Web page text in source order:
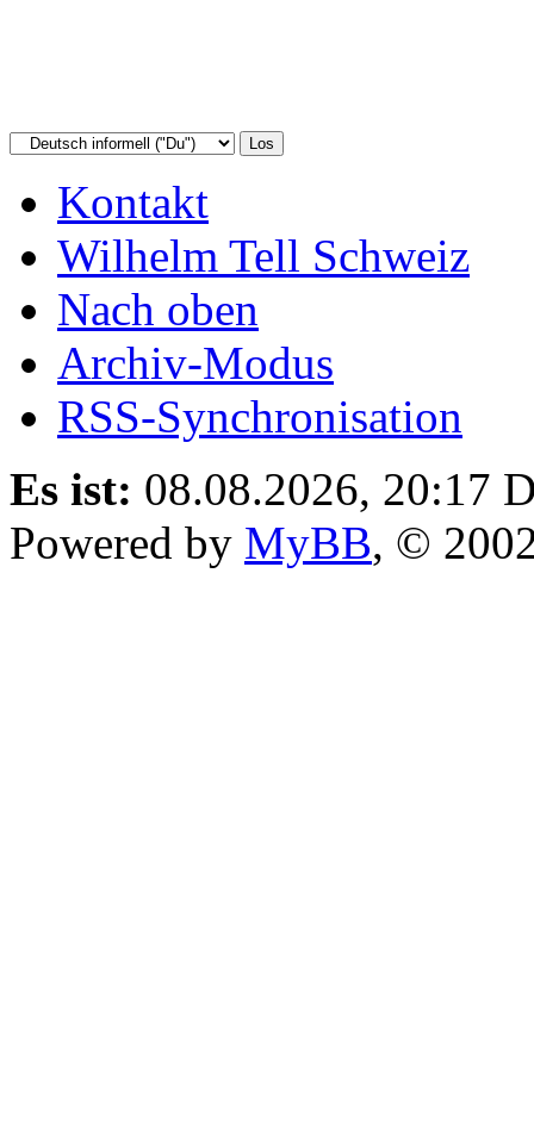
Kontakt
Wilhelm Tell Schweiz
Nach oben
Archiv-Modus
RSS-Synchronisation
Es ist: 08.08.2026, 20:17
Powered by MyBB, ©